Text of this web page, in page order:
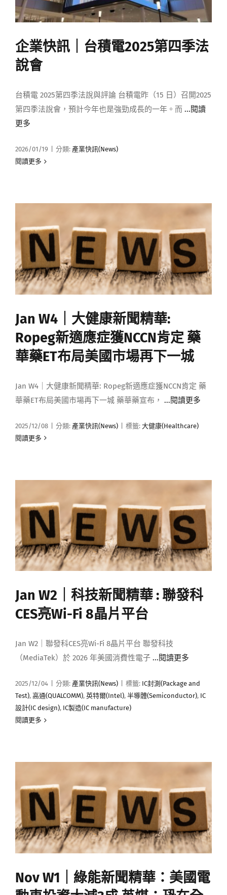
企業快訊｜台積電2025第四季法
說會
台積電 2025第四季法說與評論 台積電昨（15 日）召開2025
第四季法說會，預計今年也是強勁成長的一年。而 ...閱讀
更多
2026/01/19 分類: 產業快訊(News)
閱讀更多
Jan W4｜大健康新聞精華:
Ropeg新適應症獲NCCN肯定 藥
華藥ET布局美國市場再下一城
Jan W4｜大健康新聞精華: Ropeg新適應症獲NCCN肯定 藥
華藥ET布局美國市場再下一城 藥華藥宣布， ...閱讀更多
2025/12/08 分類: 產業快訊(News) 標籤: 大健康(Healthcare)
閱讀更多
Jan W2｜科技新聞精華 : 聯發科
CES亮Wi-Fi 8晶片平台
Jan W2｜聯發科CES亮Wi-Fi 8晶片平台 聯發科技
（MediaTek）於 2026 年美國消費性電子 ...閱讀更多
2025/12/04 分類: 產業快訊(News) 標籤: IC封測(Package and
Test), 高通(QUALCOMM), 英特爾(Intel), 半導體(Semiconductor), IC
設計(IC design), IC製造(IC manufacture)
閱讀更多
Nov W1｜綠能新聞精華：美國電